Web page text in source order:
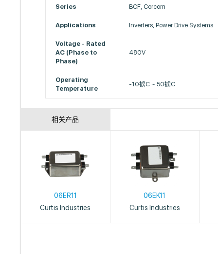
Series BCF, Corcom
Applications Inverters, Power Drive Systems
Voltage - Rated
AC (Phase to
Phase)
480V
Operating
Temperature
-10掳C ~ 50掳C
相关产品
06ER11
Curtis Industries
06EK11
Curtis Industries